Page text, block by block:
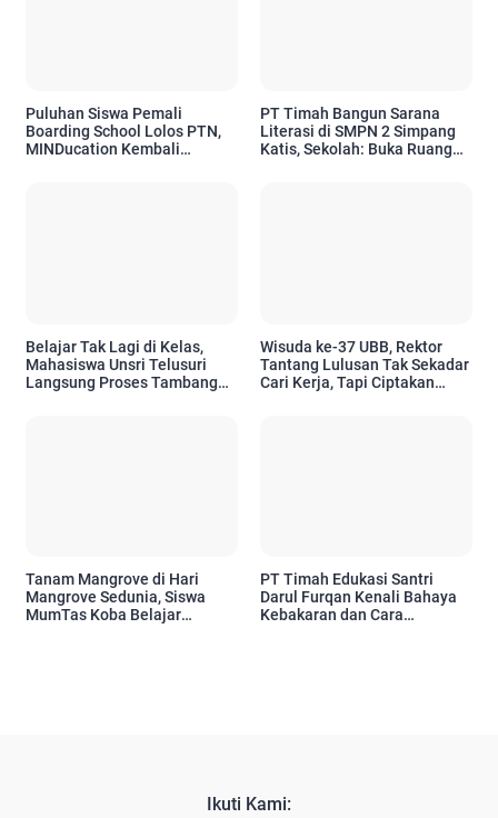
Puluhan Siswa Pemali
Boarding School Lolos PTN,
MINDucation Kembali
PT Timah Bangun Sarana
Literasi di SMPN 2 Simpang
Katis, Sekolah: Buka Ruang
Belajar Tak Lagi di Kelas,
Mahasiswa Unsri Telusuri
Langsung Proses Tambang
Wisuda ke-37 UBB, Rektor
Tantang Lulusan Tak Sekadar
Cari Kerja, Tapi Ciptakan
Tanam Mangrove di Hari
Mangrove Sedunia, Siswa
MumTas Koba Belajar
PT Timah Edukasi Santri
Darul Furqan Kenali Bahaya
Kebakaran dan Cara
Ikuti Kami: